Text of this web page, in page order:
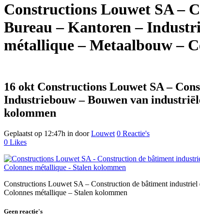
Constructions Louwet SA –
Bureau – Kantoren –
métallique – Metaalbouw –
16 okt Constructions Louwet SA –
Industriebouw – Bouwen van
kolommen
Geplaatst op 12:47h in doorLouwet 0 Reactie's
0 Likes
Constructions Louwet SA – Construction de bâtiment
Colonnes métallique – Stalen kolommen
Geen reactie's